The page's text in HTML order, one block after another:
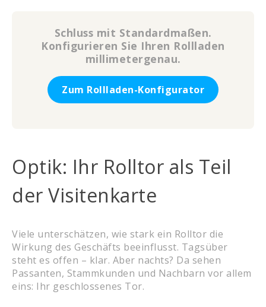
Schluss mit Standardmaßen.
Konfigurieren Sie Ihren Rollladen
millimetergenau.
Zum Rollladen-Konfigurator
Optik: Ihr Rolltor als Teil
der Visitenkarte
Viele unterschätzen, wie stark ein Rolltor die
Wirkung des Geschäfts beeinflusst. Tagsüber
steht es offen – klar. Aber nachts? Da sehen
Passanten, Stammkunden und Nachbarn vor allem
eins: Ihr geschlossenes Tor.